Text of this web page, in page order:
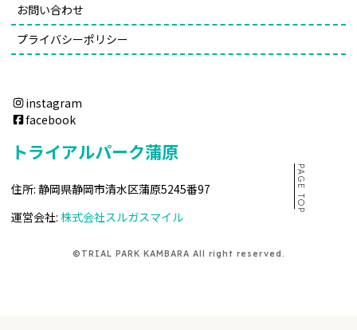
お問い合わせ
プライバシーポリシー
instagram
facebook
トライアルパーク蒲原
住所: 静岡県静岡市清水区蒲原5245番97
運営会社: 株式会社スルガスマイル
PAGE TOP
©TRIAL PARK KAMBARA All right reserved.